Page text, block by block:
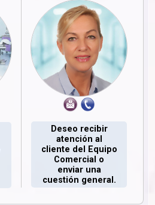
Deseo recibir
atención al
cliente del Equipo
Comercial o
enviar una
cuestión general.